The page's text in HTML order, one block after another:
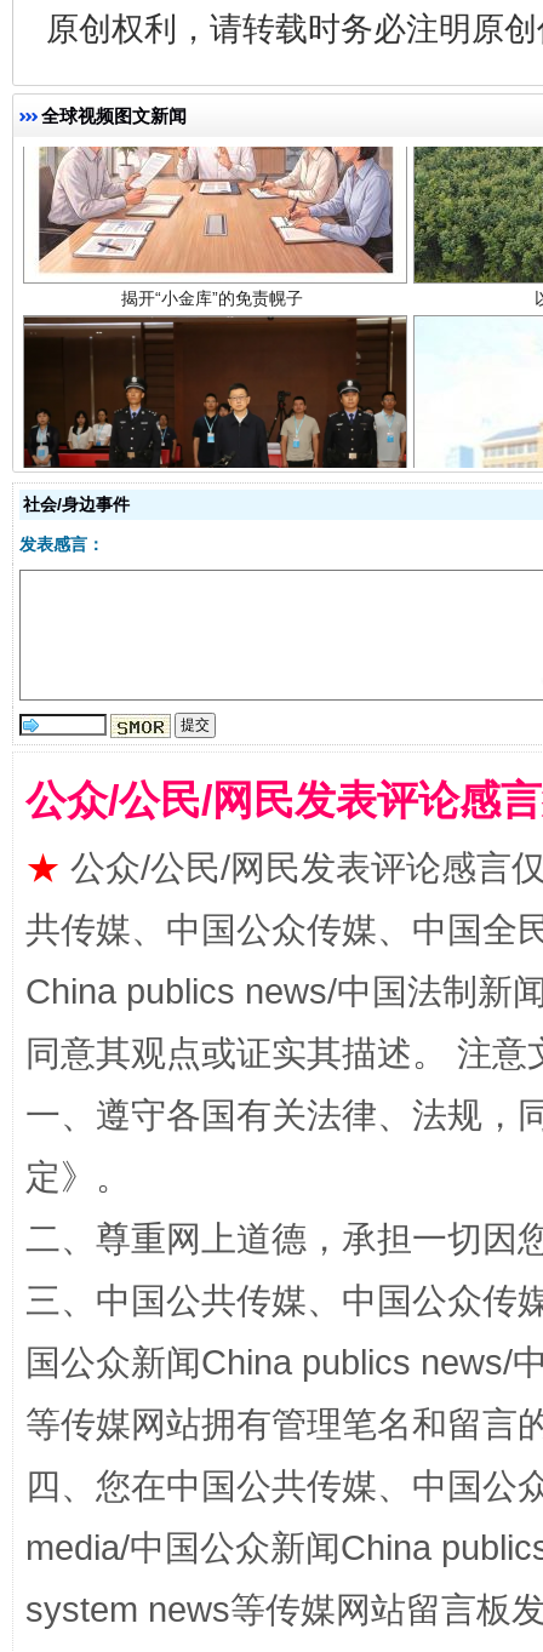
原创权利，请转载时务必注明原
全球视频图文新闻
揭开“小金库”的免责幌子
受贿1.44亿！段成刚被判无期 从幼
全民健身五年计划来了！等你上场
阿坝州三大球赛在茂县开幕 规模
国家大学科技园优化重塑工作
社会/身边事件
发表感言：
公众/公民/网民发表评论感
★ 公众/公民/网民发表评论感言
共传媒、中国公众传媒、中国全
China publics news/中国法制新
同意其观点或证实其描述。 注
一、遵守各国有关法律、法规，
定》。
二、尊重网上道德，承担一切因
三、中国公共传媒、中国公众传
国公众新闻China publics news/
等传媒网站拥有管理笔名和留言
四、您在中国公共传媒、中国公
media/中国公众新闻China
system news等传媒网站留言板